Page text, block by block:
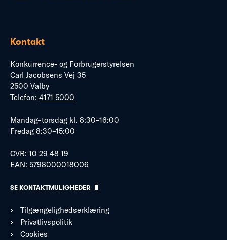
Kontakt
Konkurrence- og Forbrugerstyrelsen
Carl Jacobsens Vej 35
2500 Valby
Telefon: 4171 5000
Mandag–torsdag kl. 8:30–16:00
Fredag 8:30–15:00
CVR: 10 29 48 19
EAN: 5798000018006
SE KONTAKTMULIGHEDER
Tilgængelighedserklæring
Privatlivspolitik
Cookies